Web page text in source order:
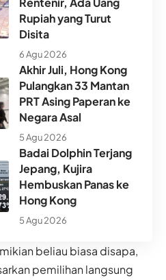
Rupiah yang Turut
Disita
6 Agu 2026
Akhir Juli, Hong Kong
Pulangkan 33 Mantan
PRT Asing Paperan ke
Negara Asal
5 Agu 2026
Badai Dolphin Terjang
Jepang, Kujira
Hembuskan Panas ke
Hong Kong
5 Agu 2026
beliau biasa disapa,
pemilihan langsung